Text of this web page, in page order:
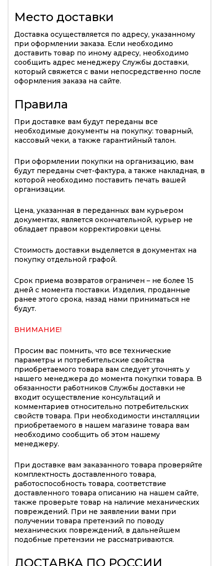
Место доставки
Доставка осуществляется по адресу, указанному
при оформлении заказа. Если необходимо
доставить товар по иному адресу, необходимо
сообщить адрес менеджеру Службы доставки,
который свяжется с вами непосредственно после
оформления заказа на сайте.
Правила
При доставке вам будут переданы все
необходимые документы на покупку: товарный,
кассовый чеки, а также гарантийный талон.
При оформлении покупки на организацию, вам
будут переданы счет-фактура, а также накладная, в
которой необходимо поставить печать вашей
организации.
Цена, указанная в переданных вам курьером
документах, является окончательной, курьер не
обладает правом корректировки цены.
Стоимость доставки выделяется в документах на
покупку отдельной графой.
Срок приема возвратов ограничен – не более 15
дней с момента поставки. Изделия, проданные
ранее этого срока, назад нами приниматься не
будут.
ВНИМАНИЕ!
Просим вас помнить, что все технические
параметры и потребительские свойства
приобретаемого товара вам следует уточнять у
нашего менеджера до момента покупки товара. В
обязанности работников Службы доставки не
входит осуществление консультаций и
комментариев относительно потребительских
свойств товара. При необходимости инсталляции
приобретаемого в нашем магазине товара вам
необходимо сообщить об этом нашему
менеджеру.
При доставке вам заказанного товара проверяйте
комплектность доставленного товара,
работоспособность товара, соответствие
доставленного товара описанию на нашем сайте,
также проверьте товар на наличие механических
повреждений. При не заявлении вами при
получении товара претензий по поводу
механических повреждений, в дальнейшем
подобные претензии не рассматриваются.
ДОСТАВКА ПО РОССИИ